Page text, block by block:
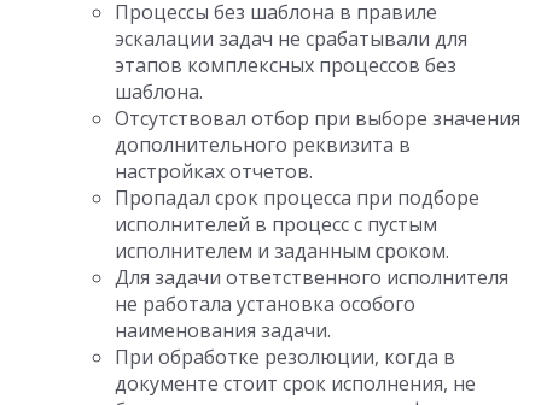
Процессы без шаблона в правиле
эскалации задач не срабатывали для
этапов комплексных процессов без
шаблона.
Отсутствовал отбор при выборе значения
дополнительного реквизита в
настройках отчетов.
Пропадал срок процесса при подборе
исполнителей в процесс с пустым
исполнителем и заданным сроком.
Для задачи ответственного исполнителя
не работала установка особого
наименования задачи.
При обработке резолюции, когда в
документе стоит срок исполнения, не